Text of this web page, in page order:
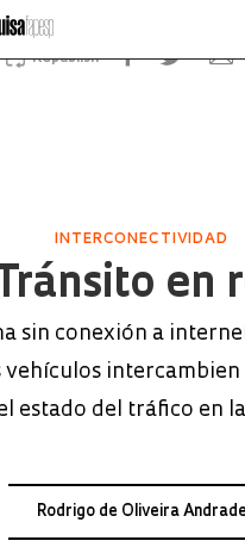
Republish
INTERCONECTIVIDAD
Tránsito en
sin conexión a
vehículos
estado del tráfico en
Rodrigo de Oliveira Andrade